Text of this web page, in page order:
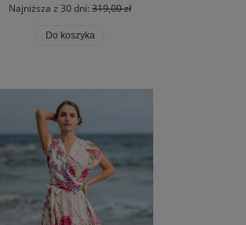
Najniższa z 30 dni: 319,00 zł
Do koszyka